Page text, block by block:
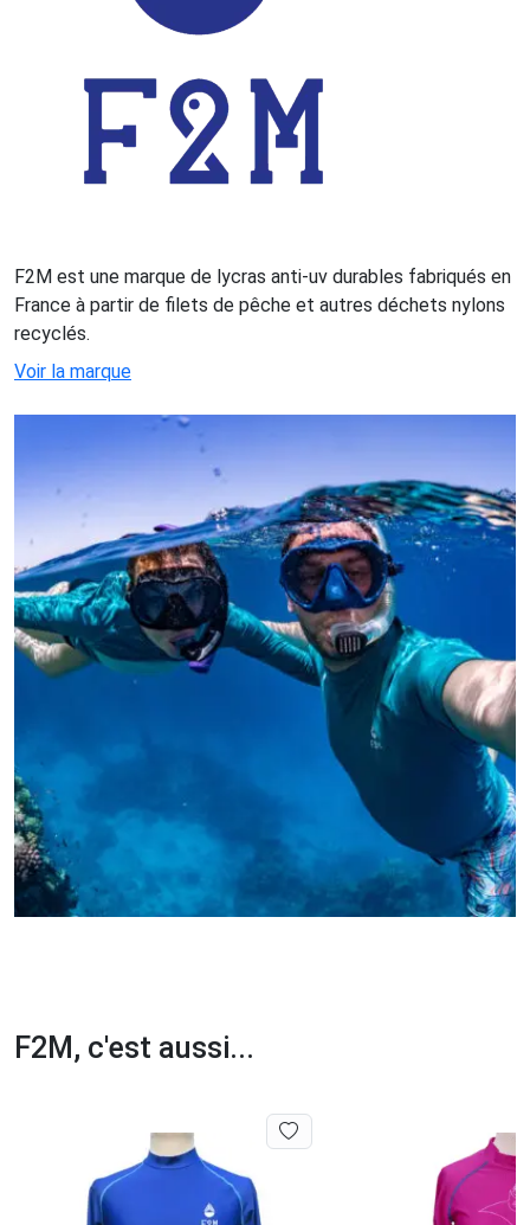
F2M est une marque de lycras anti-uv durables fabriqués en
France à partir de filets de pêche et autres déchets nylons
recyclés.
Voir la marque
F2M, c'est aussi...